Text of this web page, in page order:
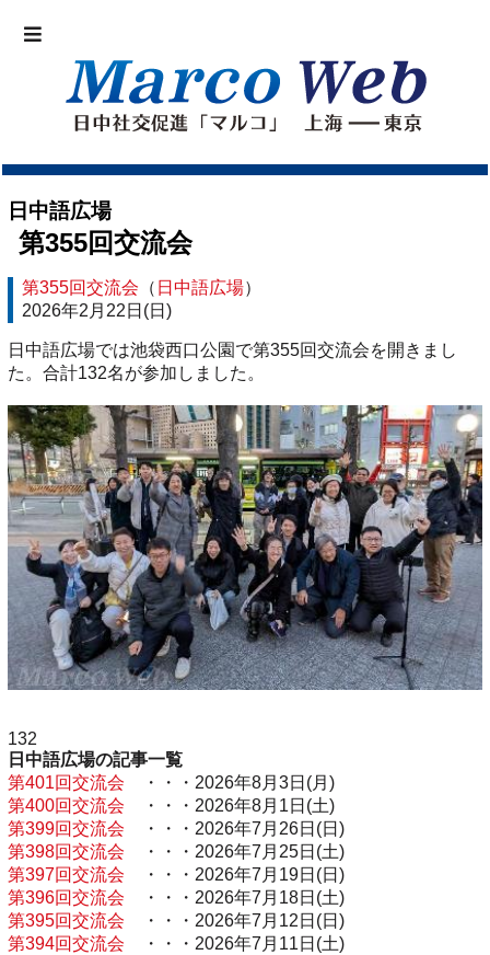
日中語広場
第355回交流会
第355回交流会 （ 日中語広場）
2026年2月22日(日)
日中語広場では池袋西口公園で第355回交流会を開きまし
た。合計132名が参加しました。
132
日中語広場の記事一覧
第401回交流会 ・・・2026年8月3日(月)
第400回交流会 ・・・2026年8月1日(土)
第399回交流会 ・・・2026年7月26日(日)
第398回交流会 ・・・2026年7月25日(土)
第397回交流会 ・・・2026年7月19日(日)
第396回交流会 ・・・2026年7月18日(土)
第395回交流会 ・・・2026年7月12日(日)
第394回交流会 ・・・2026年7月11日(土)